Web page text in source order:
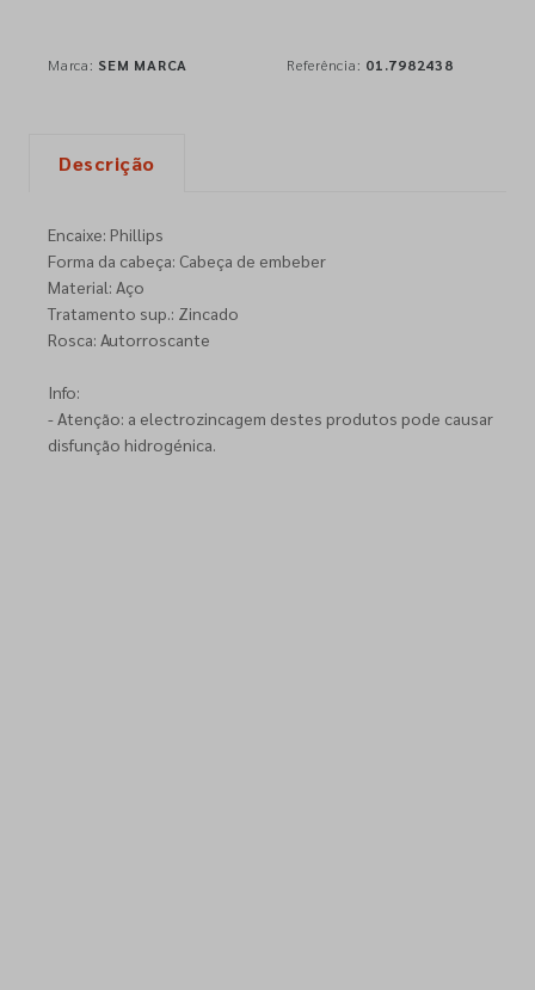
Marca: SEM MARCA Referência: 01.7982438
Descrição
Encaixe: Phillips
Forma da cabeça: Cabeça de embeber
Material: Aço
Tratamento sup.: Zincado
Rosca: Autorroscante
Info:
- Atenção: a electrozincagem destes produtos pode causar
disfunção hidrogénica.